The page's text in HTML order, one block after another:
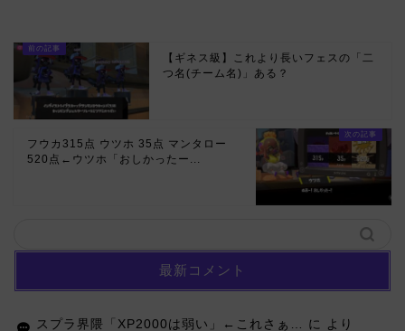
【ギネス級】これより長いフェスの「二
つ名(チーム名)」ある？
フウカ315点 ウツホ 35点 マンタロー
520点←ウツホ「おしかったー...
最新コメント
スプラ界隈「XP2000は弱い」←これさぁ… に より